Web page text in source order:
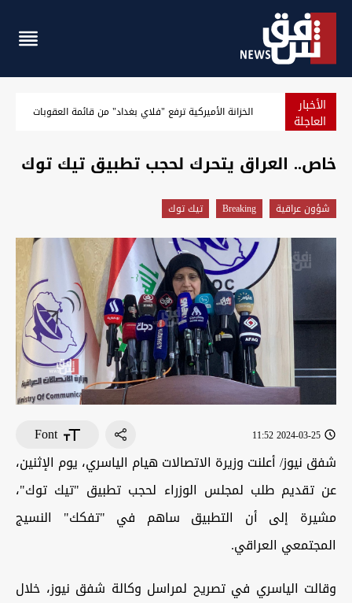
الأخبار
العاجلة توصية باكستانية لتعزيز العلاقة مع العراق إثر "دوره الإقليمي
خاص.. العراق يتحرك لحجب تطبيق تيك توك
شؤون عراقية Breaking تيك توك
2024-03-25 11:52
Font
شفق نيوز/ أعلنت وزيرة الاتصالات هيام الياسري، يوم الإثنين،
عن تقديم طلب لمجلس الوزراء لحجب تطبيق "تيك توك"،
مشيرة إلى أن التطبيق ساهم في "تفكك" النسيج
المجتمعي العراقي.
وقالت الياسري في تصريح لمراسل وكالة شفق نيوز، خلال